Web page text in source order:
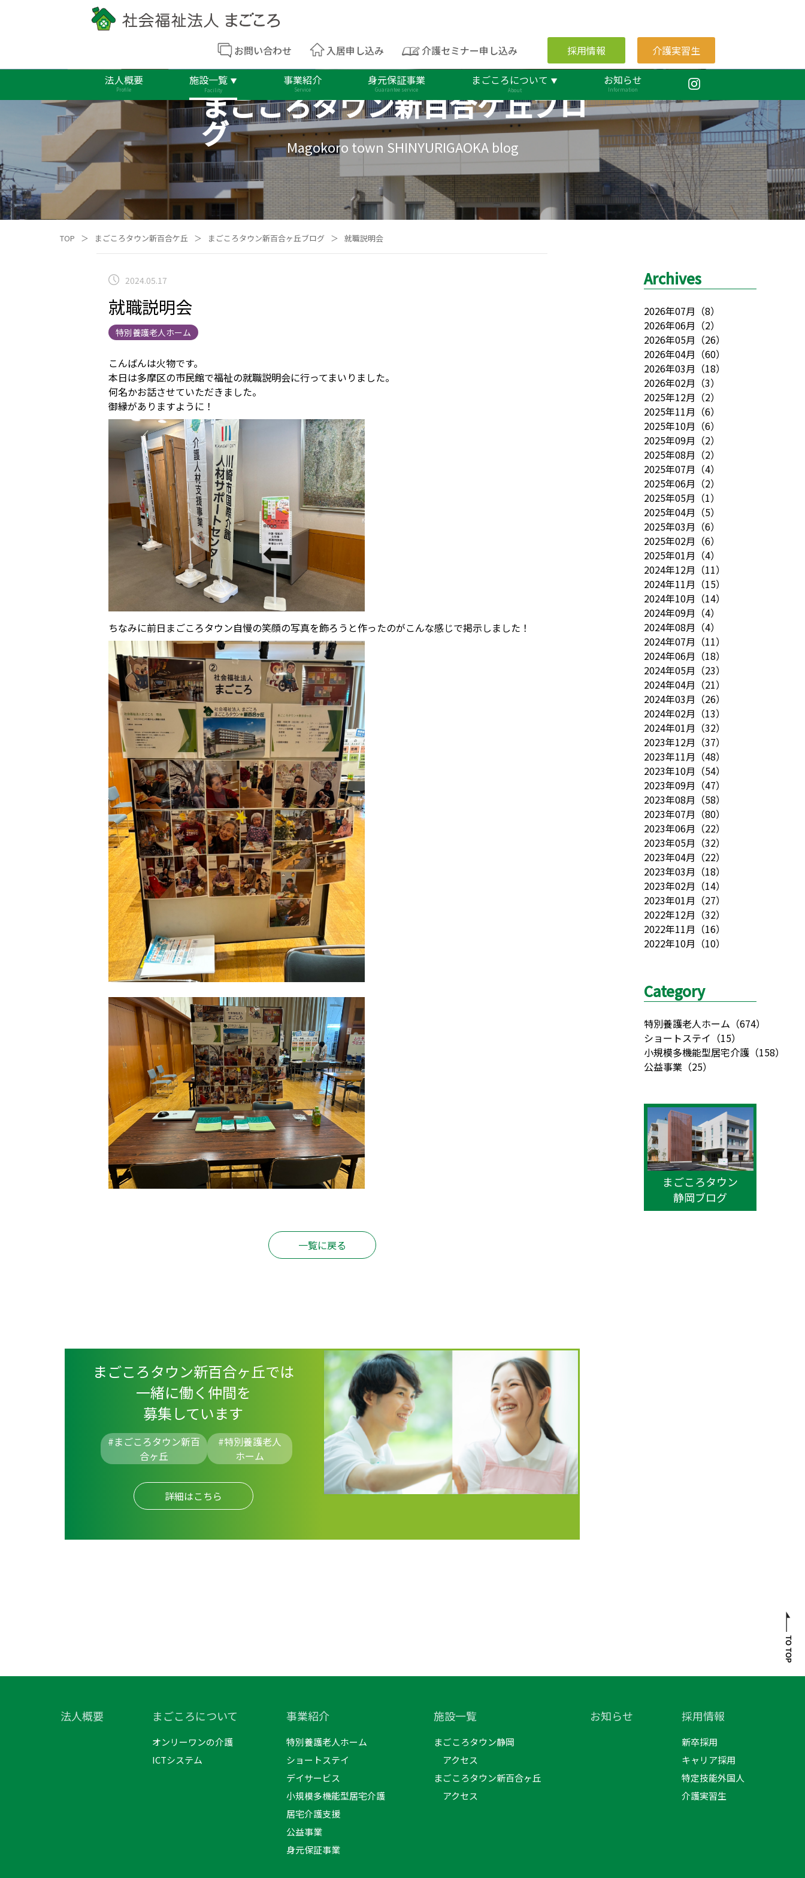
お問い合わせ 入居申し込み 介護セミナー申し込み 採用情報 介護実習生
法人概要
Profile
施設一覧
Facility
事業紹介
Service
身元保証事業
Guarantee service
まごころについて
About
お知らせ
Information
まごころタウン新百合ケ丘ブロ
グ Magokoro town SHINYURIGAOKA blog
TOP ＞ まごころタウン新百合ケ丘 ＞ まごころタウン新百合ヶ丘ブログ ＞ 就職説明会
2024.05.17
就職説明会
特別養護老人ホーム
こんばんは火物です。
本日は多摩区の市民館で福祉の就職説明会に行ってまいりました。
何名かお話させていただきました。
御縁がありますように！
ちなみに前日まごころタウン自慢の笑顔の写真を飾ろうと作ったのがこんな感じで掲示しました！
一覧に戻る
まごころタウン新百合ヶ丘では
一緒に働く仲間を
募集しています
#まごころタウン新百
合ヶ丘
#特別養護老人
ホーム
詳細はこちら
Archives
2026年07月 （8）
2026年06月 （2）
2026年05月 （26）
2026年04月 （60）
2026年03月 （18）
2026年02月 （3）
2025年12月 （2）
2025年11月 （6）
2025年10月 （6）
2025年09月 （2）
2025年08月 （2）
2025年07月 （4）
2025年06月 （2）
2025年05月 （1）
2025年04月 （5）
2025年03月 （6）
2025年02月 （6）
2025年01月 （4）
2024年12月 （11）
2024年11月 （15）
2024年10月 （14）
2024年09月 （4）
2024年08月 （4）
2024年07月 （11）
2024年06月 （18）
2024年05月 （23）
2024年04月 （21）
2024年03月 （26）
2024年02月 （13）
2024年01月 （32）
2023年12月 （37）
2023年11月 （48）
2023年10月 （54）
2023年09月 （47）
2023年08月 （58）
2023年07月 （80）
2023年06月 （22）
2023年05月 （32）
2023年04月 （22）
2023年03月 （18）
2023年02月 （14）
2023年01月 （27）
2022年12月 （32）
2022年11月 （16）
2022年10月 （10）
Category
特別養護老人ホーム （674）
ショートステイ （15）
小規模多機能型居宅介護 （158）
公益事業 （25）
まごころタウン
静岡ブログ
法人概要 まごころについて
オンリーワンの介護
ICTシステム
事業紹介
特別養護老人ホーム
ショートステイ
デイサービス
小規模多機能型居宅介護
居宅介護支援
公益事業
身元保証事業
施設一覧
まごころタウン静岡
アクセス
まごころタウン新百合ヶ丘
アクセス
お知らせ 採用情報
新卒採用
キャリア採用
特定技能外国人
介護実習生